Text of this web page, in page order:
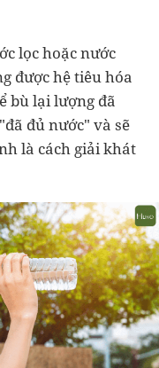
lọc hoặc nước
được hệ tiêu hóa
bù lại lượng đã
đủ nước" và sẽ
là cách giải khát